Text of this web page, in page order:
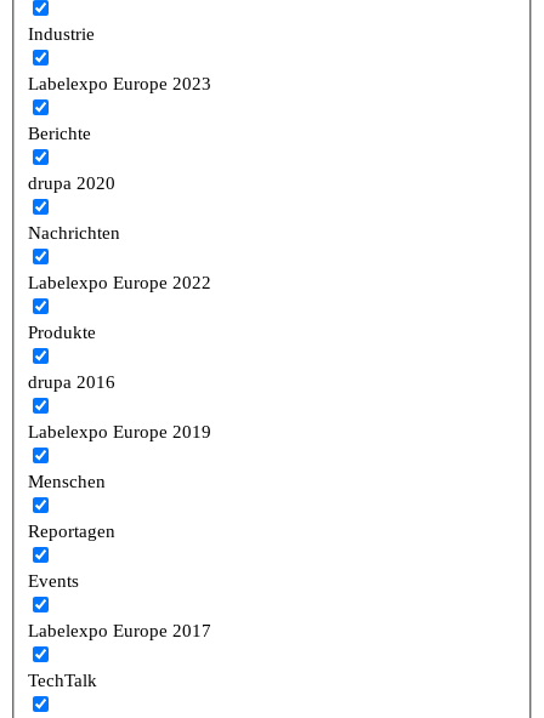
Industrie
Labelexpo Europe 2023
Berichte
drupa 2020
Nachrichten
Labelexpo Europe 2022
Produkte
drupa 2016
Labelexpo Europe 2019
Menschen
Reportagen
Events
Labelexpo Europe 2017
TechTalk